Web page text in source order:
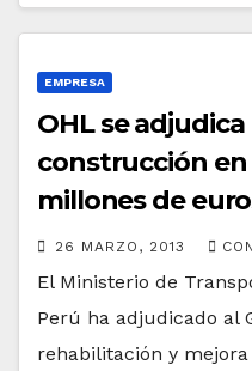
EMPRESA
OHL se
construcción en
millones de
26 MARZO, 2013
El Ministerio de
Perú ha adjudicado al
rehabilitación y